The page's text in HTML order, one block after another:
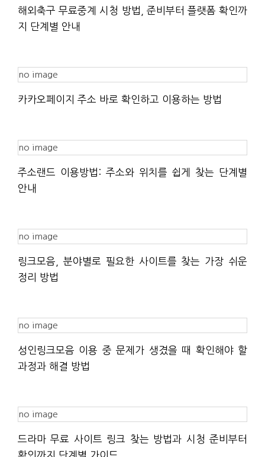
해외축구 무료중계 시청 방법, 준비부터 플랫폼 확인까
지 단계별 안내
no image
카카오페이지 주소 바로 확인하고 이용하는 방법
no image
주소랜드 이용방법: 주소와 위치를 쉽게 찾는 단계별
안내
no image
링크모음, 분야별로 필요한 사이트를 찾는 가장 쉬운
정리 방법
no image
성인링크모음 이용 중 문제가 생겼을 때 확인해야 할
과정과 해결 방법
no image
드라마 무료 사이트 링크 찾는 방법과 시청 준비부터